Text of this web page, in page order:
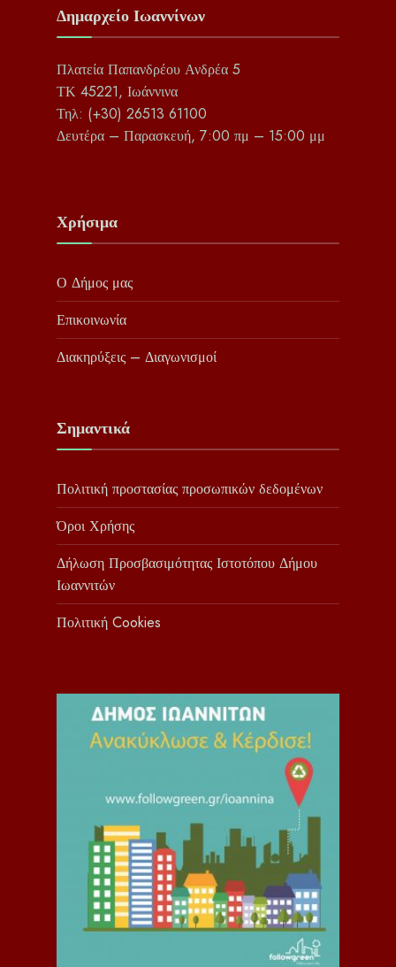
Δημαρχείο Ιωαννίνων
Πλατεία Παπανδρέου Ανδρέα 5
ΤΚ 45221, Ιωάννινα
Τηλ: (+30) 26513 61100
Δευτέρα – Παρασκευή, 7:00 πμ – 15:00 μμ
Χρήσιμα
Ο Δήμος μας
Επικοινωνία
Διακηρύξεις – Διαγωνισμοί
Σημαντικά
Πολιτική προστασίας προσωπικών δεδομένων
Όροι Χρήσης
Δήλωση Προσβασιμότητας Ιστοτόπου Δήμου
Ιωαννιτών
Πολιτική Cookies